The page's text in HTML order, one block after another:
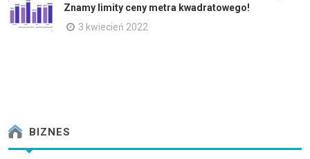
Znamy limity ceny metra kwadratowego!
3 kwiecień 2022
BIZNES